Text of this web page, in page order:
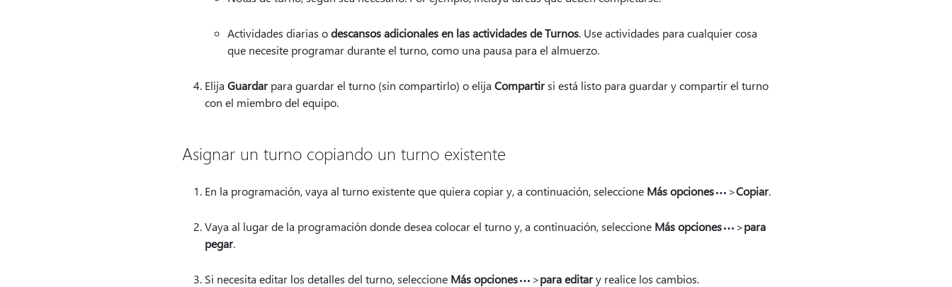
Actividades diarias odescansos adicionales en las actividades de Turnos. Use actividades para cualquier cosa
que necesite programar durante el turno, como una pausa para el almuerzo.
Elija Guardarpara guardar el turno (sin compartirlo) o elija Compartirsi está listo para guardar y compartir el turno
con el miembro del equipo.
Asignar un turno copiando un turno existente
En la programación, vaya al turno existente que quiera copiar y, a continuación, seleccione Más opciones >Copiar.
Vaya al lugar de la programación donde desea colocar el turno y, a continuación, seleccione Más opciones >para
pegar.
Si necesita editar los detalles del turno, seleccione Más opciones >para editary realice los cambios.